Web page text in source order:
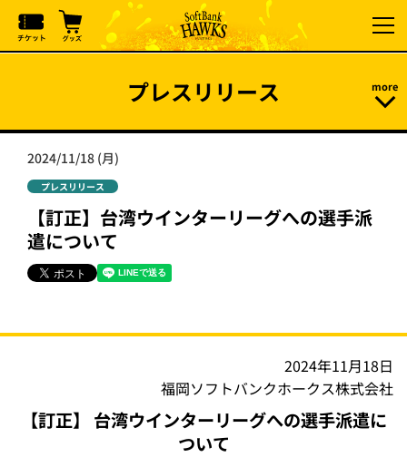
プレスリリース
2024/11/18 (月)
プレスリリース
【訂正】台湾ウインターリーグへの選手派
遣について
2024年11月18日
福岡ソフトバンクホークス株式会社
【訂正】 台湾ウインターリーグへの選手派遣に
ついて